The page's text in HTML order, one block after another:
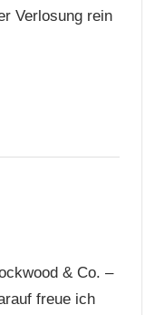
Verlosung rein
& Co. –
freue ich